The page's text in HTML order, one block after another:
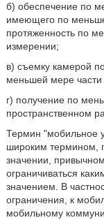
б) обеспечение по
имеющего по
протяженность по
измерении;
в) съемку камерой
меньшей мере части
г) получение по
пространственном
Термин "мобильное
широким термином,
значении,
ограничиваться
значением. В
ограничения, к
мобильному